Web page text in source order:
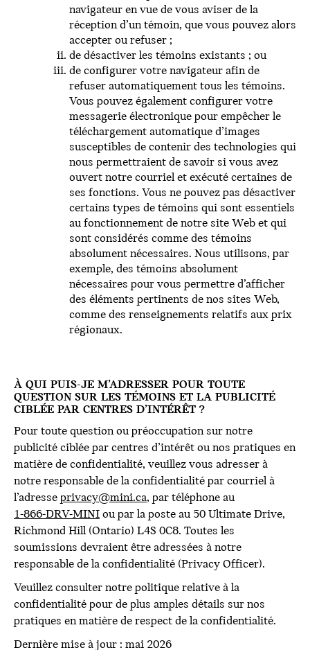
navigateur en vue de vous aviser de la
réception d’un témoin, que vous pouvez alors
accepter ou refuser ;
de désactiver les témoins existants ; ou
de configurer votre navigateur afin de
refuser automatiquement tous les témoins.
Vous pouvez également configurer votre
messagerie électronique pour empêcher le
téléchargement automatique d’images
susceptibles de contenir des technologies qui
nous permettraient de savoir si vous avez
ouvert notre courriel et exécuté certaines de
ses fonctions. Vous ne pouvez pas désactiver
certains types de témoins qui sont essentiels
au fonctionnement de notre site Web et qui
sont considérés comme des témoins
absolument nécessaires. Nous utilisons, par
exemple, des témoins absolument
nécessaires pour vous permettre d’afficher
des éléments pertinents de nos sites Web,
comme des renseignements relatifs aux prix
régionaux.
À QUI PUIS-JE M’ADRESSER POUR TOUTE
QUESTION SUR LES TÉMOINS ET LA PUBLICITÉ
CIBLÉE PAR CENTRES D’INTÉRÊT ?
Pour toute question ou préoccupation sur notre
publicité ciblée par centres d’intérêt ou nos pratiques en
matière de confidentialité, veuillez vous adresser à
notre responsable de la confidentialité par courriel à
l’adresse privacy@mini.ca, par téléphone au
1-866-DRV-MINI ou par la poste au 50 Ultimate Drive,
Richmond Hill (Ontario) L4S 0C8. Toutes les
soumissions devraient être adressées à notre
responsable de la confidentialité (Privacy Officer).
Veuillez consulter notre politique relative à la
confidentialité pour de plus amples détails sur nos
pratiques en matière de respect de la confidentialité.
Dernière mise à jour : mai 2026